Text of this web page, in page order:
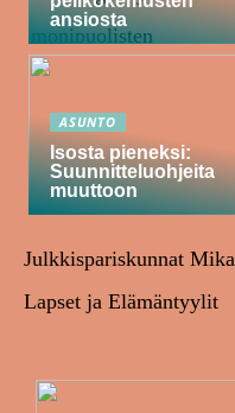
ansiosta
ASUNTO
Isosta pieneksi:
Suunnitteluohjeita
muuttoon
Julkkispariskunnat
Lapset ja Elämäntyylit